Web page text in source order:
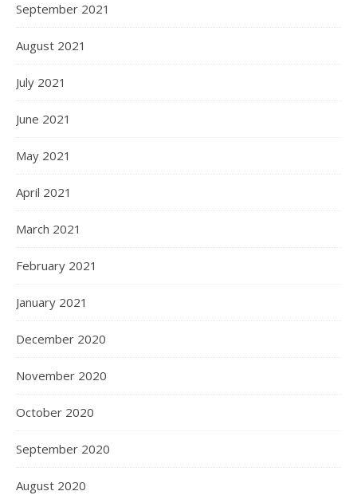
September 2021
August 2021
July 2021
June 2021
May 2021
April 2021
March 2021
February 2021
January 2021
December 2020
November 2020
October 2020
September 2020
August 2020